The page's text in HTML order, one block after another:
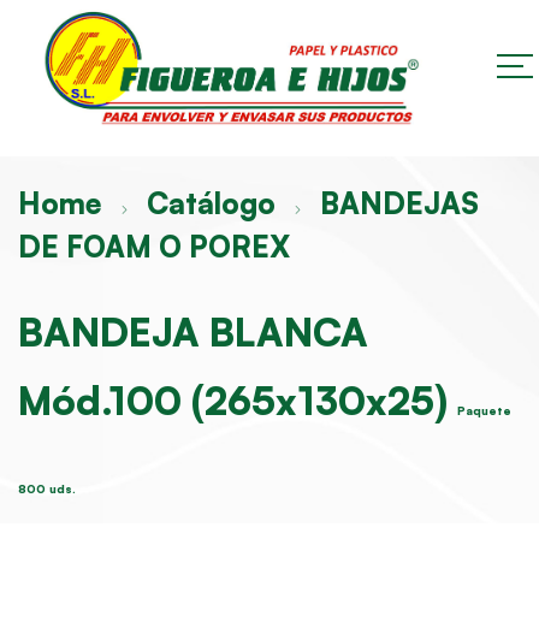
Home Catálogo
BANDEJAS
DE FOAM O POREX
BANDEJA BLANCA
Mód.100 (265x130x25)
Paquete
800 uds.